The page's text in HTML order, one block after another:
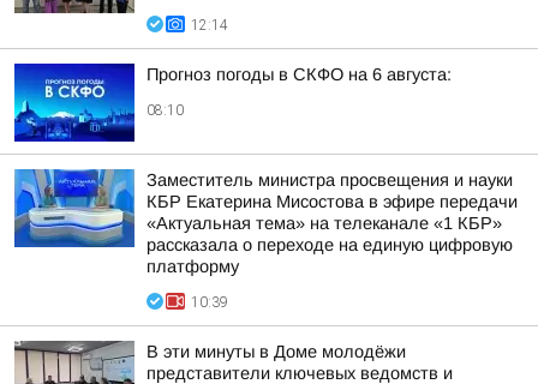
12:14
Прогноз погоды в СКФО на 6 августа:
08:10
Заместитель министра просвещения и науки
КБР Екатерина Мисостова в эфире передачи
«Актуальная тема» на телеканале «1 КБР»
рассказала о переходе на единую цифровую
платформу
10:39
В эти минуты в Доме молодёжи
представители ключевых ведомств и